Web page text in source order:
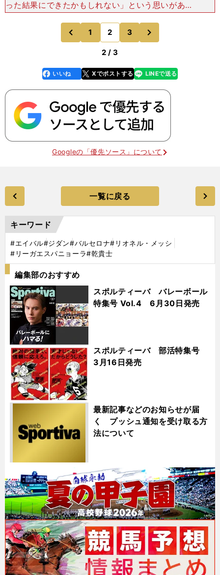
った結果にできたかもしれない」という思いがあっ
たのだと思う。いとも簡単にゴールを量産していく
メッシに対しての思いや、自身のシュートが相手の
カウンターにつな
前
のページへ
1 2 3
2 / 3
faceboo
k
いいね Xでポストする
line LINEで送る
Googleの「優先ソース」について
一覧に戻る
キーワード
#エイバル#ジダン#バルセロナ#リオネル・メッシ
#リーガエスパニョーラ#乾貴士
編集部のおすすめ
スポルティーバ バレーボール
特集号 Vol.4 6月30日発売
スポルティーバ 部活特集号
3月16日発売
最新記事などのお知らせが届
く プッシュ通知を受け取る方
法について